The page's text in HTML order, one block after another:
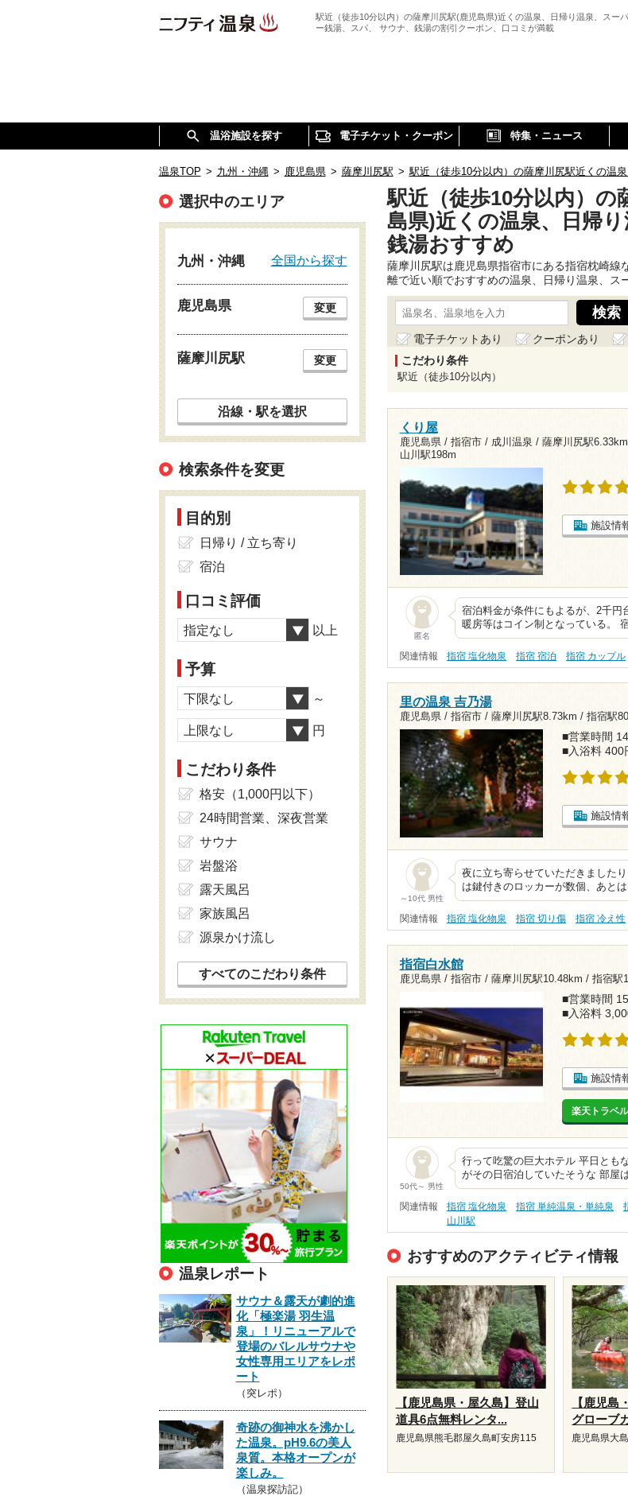
駅近（徒歩10分以内）の薩摩川尻駅(鹿児島県)近くの温泉、日帰り温泉、スーパ
ー銭湯、スパ、 サウナ、銭湯の割引クーポン、口コミが満載
温浴施設を探す 電子チケット・クーポン 特集・ニュース
温泉TOP > 九州・沖縄 > 鹿児島県 > 薩摩川尻駅 > 駅近（徒歩10分以内）の薩摩川尻駅近くの温
駅近（徒歩10分以内）の
島県)近くの温泉、日帰
銭湯おすすめ
薩摩川尻駅は鹿児島県指宿市にある指宿枕崎
離で近い順でおすすめの温泉、日帰り温泉、ス
電子チケットあり クーポンあり
こだわり条件
駅近（徒歩10分以内）
くり屋
鹿児島県 / 指宿市 / 成川温泉 / 薩摩川尻駅6.33km
山川駅198m
施設情
匿名
宿泊料金が条件にもよるが、2千円
暖房等はコイン制となっている。
関連情報 指宿 塩化物泉 指宿 宿泊 指宿 カップル
里の温泉 吉乃湯
鹿児島県 / 指宿市 / 薩摩川尻駅8.73km / 指宿駅
■営業時間
■入浴料 400
施設情
～10代 男性
夜に立ち寄らせていただきました
は鍵付きのロッカーが数個、あと
関連情報 指宿 塩化物泉 指宿 切り傷 指宿 冷え性
指宿白水館
鹿児島県 / 指宿市 / 薩摩川尻駅10.48km / 指宿駅
■営業時間
■入浴料
施設情
楽天トラベ
50代～ 男性
行って吃驚の巨大ホテル 平日とも
がその日宿泊していたそうな 部屋
関連情報 指宿 塩化物泉 指宿 単純温泉・単純泉
山川駅
おすすめのアクティビティ情報
【鹿児島県・屋久島】登山
道具6点無料レンタ...
鹿児島県熊毛郡屋久島町安房115
【鹿児島
グローブ
鹿児島県大
選択中のエリア
九州・沖縄 全国から探す
鹿児島県 変更
薩摩川尻駅 変更
沿線・駅を選択
検索条件を変更
目的別
日帰り / 立ち寄り
宿泊
口コミ評価
指定なし 以上
予算
下限なし ～
上限なし 円
こだわり条件
格安（1,000円以下）
24時間営業、深夜営業
サウナ
岩盤浴
露天風呂
家族風呂
源泉かけ流し
すべてのこだわり条件
温泉レポート
サウナ＆露天が劇的進
化「極楽湯 羽生温
泉」！リニューアルで
登場のバレルサウナや
女性専用エリアをレポ
ート
（突レポ）
奇跡の御神水を沸かし
た温泉。pH9.6の美人
泉質。本格オープンが
楽しみ。
（温泉探訪記）